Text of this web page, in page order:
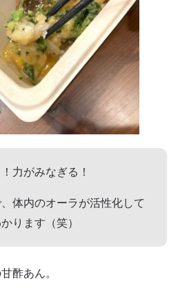
力がみなぎる！
体内のオーラが活性化して
ります（笑）
酢あん。